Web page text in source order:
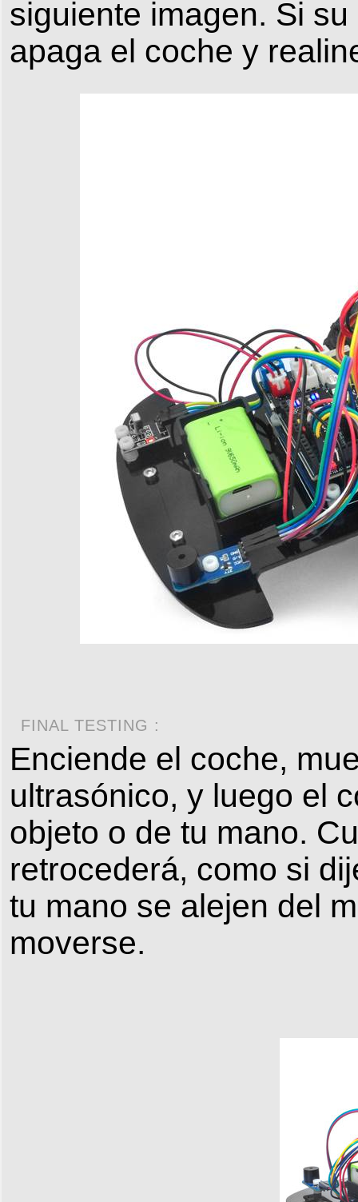
siguiente imagen. Si
apaga el coche y
FINAL TESTING :
Enciende el coche,
ultrasónico, y luego el
objeto o de tu mano.
retrocederá, como si
tu mano se alejen del
moverse.